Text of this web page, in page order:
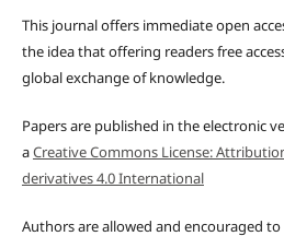
This journal offers immediate open
the idea that offering readers free
global exchange of knowledge.
Papers are published in the electronic
aCreative Commons License:
derivatives 4.0 International
Authors are allowed and encouraged